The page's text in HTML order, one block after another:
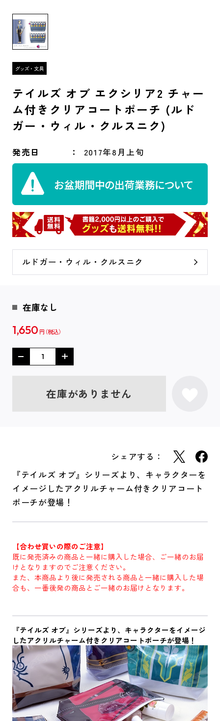
テイルズ オブ エクシリア2 チャー
ム付きクリアコートポーチ (ルド
ガー・ウィル・クルスニク)
発売日 2017年8月上旬
ルドガー・ウィル・クルスニク
在庫なし
1,650 円
在庫がありません
シェアする：
『テイルズ オブ』シリーズより、キャラクターを
イメージしたアクリルチャーム付きクリアコート
ポーチが登場！
【合わせ買いの際のご注意】
既に発売済みの商品と一緒に購入した場合、ご一緒のお届
けとなりますのでご注意ください。
また、本商品より後に発売される商品と一緒に購入した場
合も、一番後発の商品とご一緒のお届けとなります。
『テイルズ オブ』シリーズより、キャラクターをイメージ
したアクリルチャーム付きクリアコートポーチが登場！